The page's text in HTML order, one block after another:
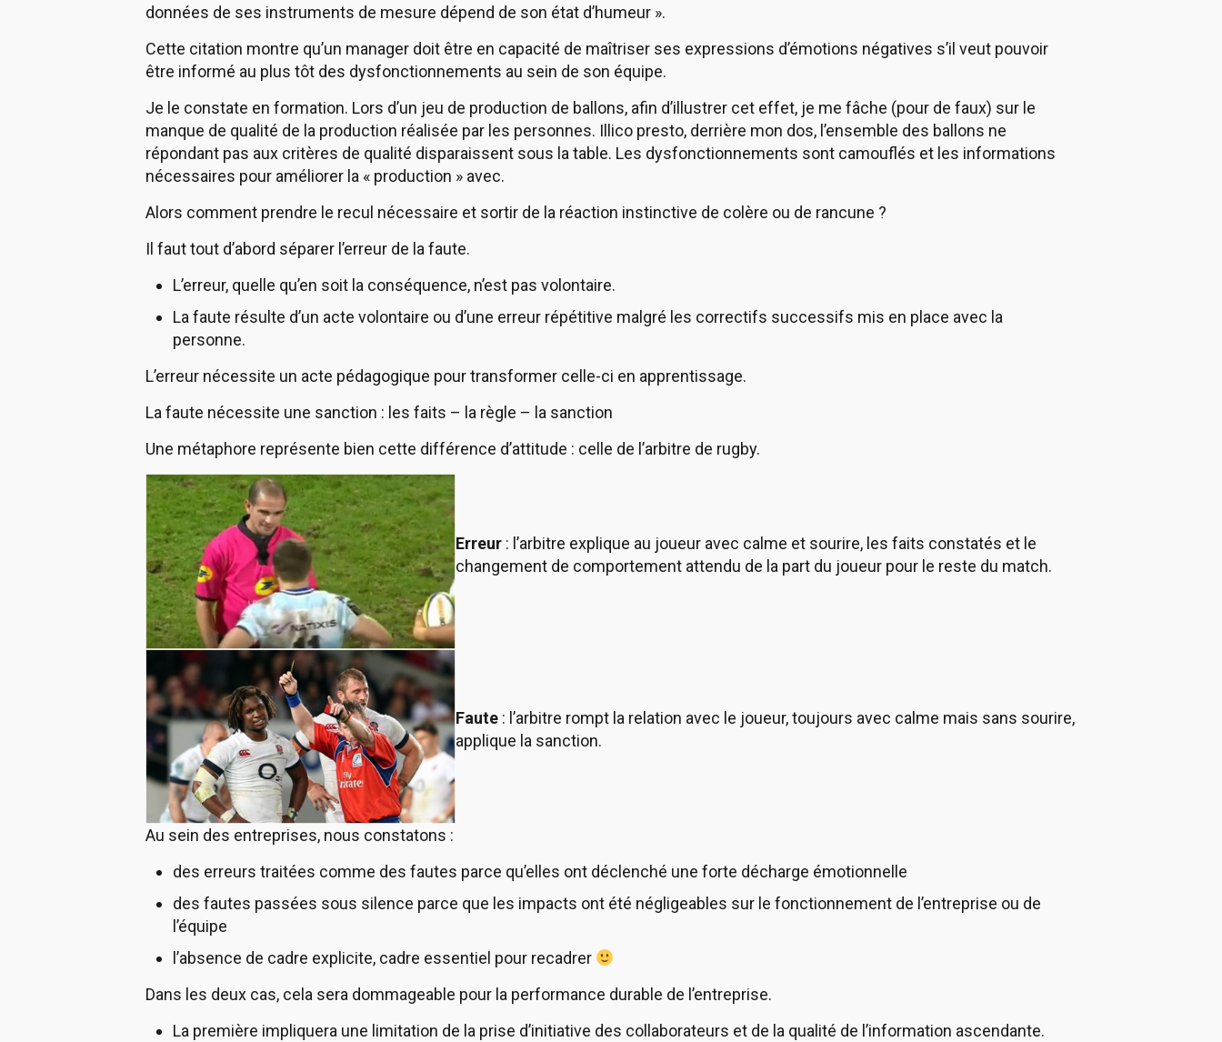
données de ses instruments de mesure dépend de son état d’humeur ».
Cette citation montre qu’un manager doit être en capacité de maîtriser ses expressions d’émotions négatives s’il veut pouvoir
être informé au plus tôt des dysfonctionnements au sein de son équipe.
Je le constate en formation. Lors d’un jeu de production de ballons, afin d’illustrer cet effet, je me fâche (pour de faux) sur le
manque de qualité de la production réalisée par les personnes. Illico presto, derrière mon dos, l’ensemble des ballons ne
répondant pas aux critères de qualité disparaissent sous la table. Les dysfonctionnements sont camouflés et les informations
nécessaires pour améliorer la « production » avec.
Alors comment prendre le recul nécessaire et sortir de la réaction instinctive de colère ou de rancune ?
Il faut tout d’abord séparer l’erreur de la faute.
L’erreur, quelle qu’en soit la conséquence, n’est pas volontaire.
La faute résulte d’un acte volontaire ou d’une erreur répétitive malgré les correctifs successifs mis en place avec la
personne.
L’erreur nécessite un acte pédagogique pour transformer celle-ci en apprentissage.
La faute nécessite une sanction : les faits – la règle – la sanction
Une métaphore représente bien cette différence d’attitude : celle de l’arbitre de rugby.
Erreur : l’arbitre explique au joueur avec calme et sourire, les faits constatés et le
changement de comportement attendu de la part du joueur pour le reste du match.
Faute : l’arbitre rompt la relation avec le joueur, toujours avec calme mais sans sourire,
applique la sanction.
Au sein des entreprises, nous constatons :
des erreurs traitées comme des fautes parce qu’elles ont déclenché une forte décharge émotionnelle
des fautes passées sous silence parce que les impacts ont été négligeables sur le fonctionnement de l’entreprise ou de
l’équipe
l’absence de cadre explicite, cadre essentiel pour recadrer
Dans les deux cas, cela sera dommageable pour la performance durable de l’entreprise.
La première impliquera une limitation de la prise d’initiative des collaborateurs et de la qualité de l’information ascendante.